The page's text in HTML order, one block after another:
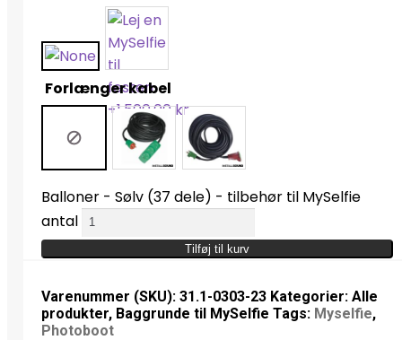
Forlænger kabel
Balloner - Sølv (37 dele) - tilbehør til MySelfie
antal
Tilføj til kurv
Varenummer (SKU): 31.1-0303-23 Kategorier: Alle
produkter, Baggrunde til MySelfie Tags: Myselfie,
Photoboot